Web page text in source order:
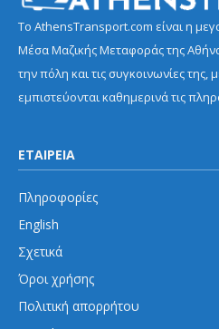
Το AthensTransport.com είναι η
Μέσα Μαζικής Μεταφοράς της
την πόλη και τις συγκοινωνίες της,
εμπιστεύονται καθημερινά τις
ΕΤΑΙΡΕΙΑ
Πληροφορίες
English
Σχετικά
Όροι χρήσης
Πολιτική απορρήτου